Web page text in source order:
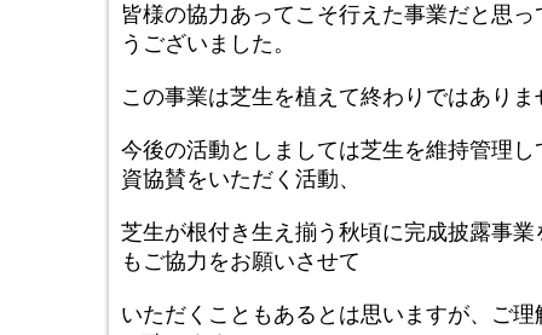
皆様の協力あってこそ行えた事業だと思
うございました。
この事業は芝生を植えて終わりではありま
今後の活動としましては芝生を維持管理
資協賛をいただく活動、
芝生が根付き生え揃う秋頃に完成披露事
もご協力をお願いさせて
いただくこともあるとは思いますが、ご